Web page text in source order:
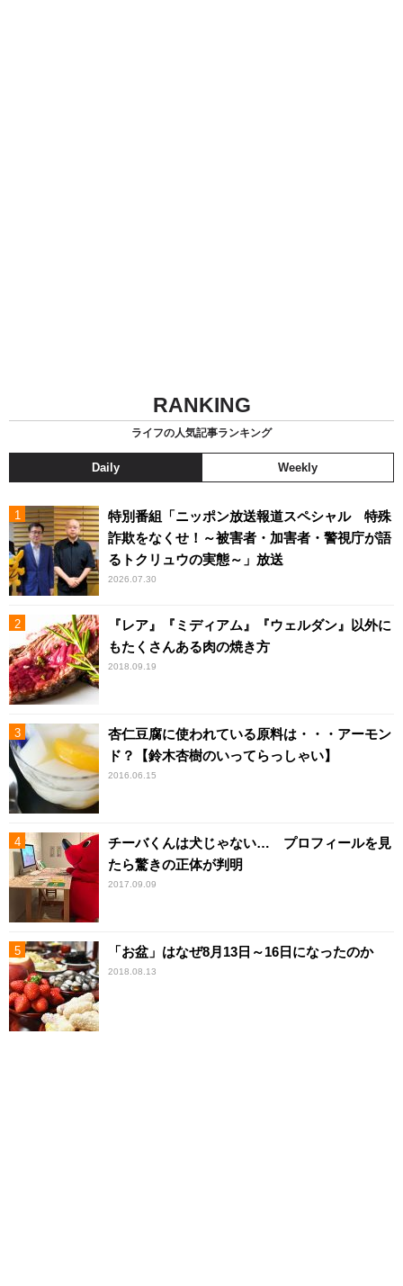
RANKING
ライフの人気記事ランキング
Daily Weekly
特別番組「ニッポン放送報道スペシャル 特殊
詐欺をなくせ！～被害者・加害者・警視庁が語
るトクリュウの実態～」放送
2026.07.30
『レア』『ミディアム』『ウェルダン』以外に
もたくさんある肉の焼き方
2018.09.19
杏仁豆腐に使われている原料は・・・アーモン
ド？【鈴木杏樹のいってらっしゃい】
2016.06.15
チーバくんは犬じゃない… プロフィールを見
たら驚きの正体が判明
2017.09.09
「お盆」はなぜ8月13日～16日になったのか
2018.08.13